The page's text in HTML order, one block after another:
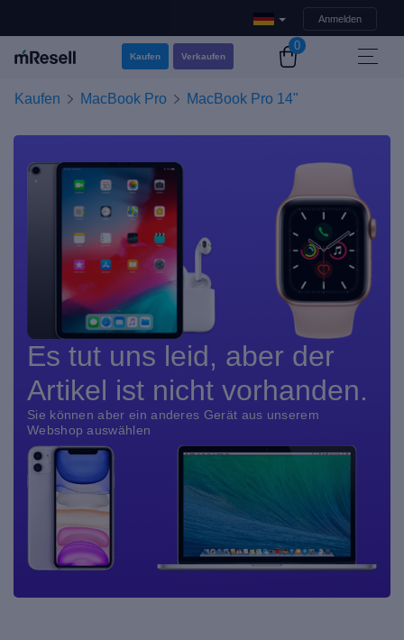
Anmelden
Kaufen Verkaufen
0
Kaufen MacBook Pro MacBook Pro 14"
Es tut uns leid, aber der
Artikel ist nicht vorhanden.
Sie können aber ein anderes Gerät aus unserem
Webshop auswählen